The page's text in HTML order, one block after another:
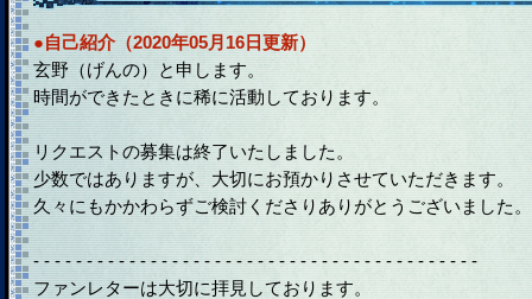
●自己紹介（2020年05月16日更新）
玄野（げんの）と申します。
時間ができたときに稀に活動しております。
リクエストの募集は終了いたしました。
少数ではありますが、大切にお預かりさせていただきます。
久々にもかかわらずご検討くださりありがとうございました。
- - - - - - - - - - - - - - - - - - - - - - - - - - - - - - - - - - - - - - - - - -
ファンレターは大切に拝見しております。